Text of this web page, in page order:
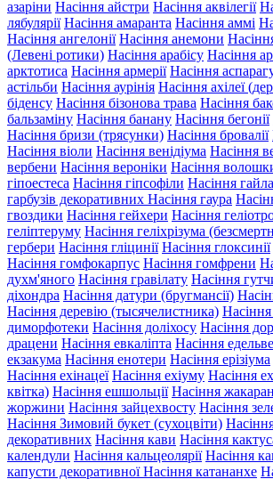
азаріни Насіння айстри Насіння аквілегії
лябулярії Насіння амаранта Насіння аммі
Насіння ангелонії Насіння анемони
(Левені ротики) Насіння арабісу Насіння
арктотиса Насіння армерії Насіння
астільби Насіння аурінія Насіння ахілеї
біденсу Насіння бізонова трава Насіння
бальзаміну Насіння банану Насіння бегонії
Насіння бризи (трясунки) Насіння бровалії
Насіння віоли Насіння венідіума Насіння
вербени Насіння вероніки Насіння
гіпоестеса Насіння гіпсофіли Насіння
гарбузів декоративних Насіння гаура
гвоздики Насіння гейхери Насіння
геліптеруму Насіння геліхрізума
гербери Насіння гліцинії Насіння глоксинії
Насіння гомфокарпус Насіння гомфрени
духм'яного Насіння гравілату Насіння
діхондра Насіння датури (бругмансії)
Насіння деревію (тысячелистника) Насіння
диморфотеки Насіння доліхосу Насіння
драцени Насіння евкаліпта Насіння
екзакума Насіння енотери Насіння ерізіума
Насіння ехінацеї Насіння ехіуму Насіння
квітка) Насіння ешшольції Насіння
жоржини Насіння зайцехвосту Насіння
Насіння Зимовий букет (сухоцвіти)
декоративних Насіння кави Насіння
календули Насіння кальцеолярії Насіння
капусти декоративноїНасіння катананхе